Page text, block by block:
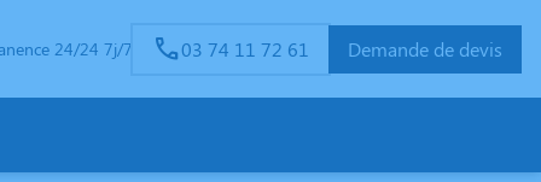
24/24 7j/7 03 74 11 72 61 Demande de devis